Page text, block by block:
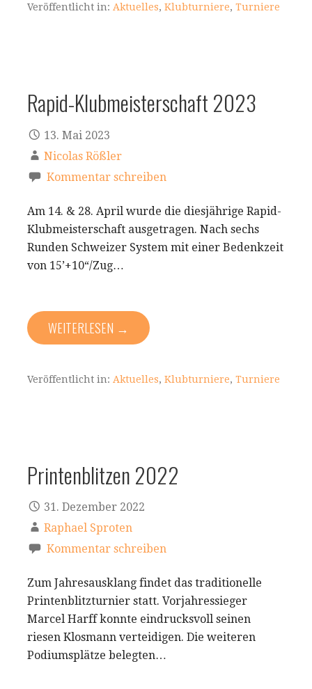
Veröffentlicht in: Aktuelles, Klubturniere, Turniere
Rapid-Klubmeisterschaft 2023
13. Mai 2023
Nicolas Rößler
Kommentar schreiben
Am 14. & 28. April wurde die diesjährige Rapid-
Klubmeisterschaft ausgetragen. Nach sechs
Runden Schweizer System mit einer Bedenkzeit
von 15’+10“/Zug…
WEITERLESEN →
Veröffentlicht in: Aktuelles, Klubturniere, Turniere
Printenblitzen 2022
31. Dezember 2022
Raphael Sproten
Kommentar schreiben
Zum Jahresausklang findet das traditionelle
Printenblitzturnier statt. Vorjahressieger
Marcel Harff konnte eindrucksvoll seinen
riesen Klosmann verteidigen. Die weiteren
Podiumsplätze belegten…